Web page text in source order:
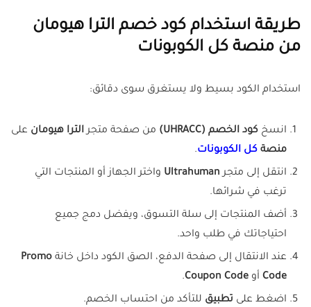
طريقة استخدام كود خصم الترا هيومان
من منصة كل الكوبونات
استخدام الكود بسيط ولا يستغرق سوى دقائق:
انسخ كود الخصم (UHRACC) من صفحة متجرالترا هيومان على
منصة كل الكوبونات.
انتقل إلى متجرUltrahuman واختر الجهاز أو المنتجات التي
ترغب في شرائها.
أضف المنتجات إلى سلة التسوق، ويفضل دمج جميع
احتياجاتك في طلب واحد.
عند الانتقال إلى صفحة الدفع، الصق الكود داخل خانة Promo
Code أو Coupon Code
.
اضغط على تطبيق للتأكد من احتساب الخصم.